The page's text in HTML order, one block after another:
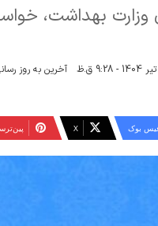
بهداشت،
آخرین به روز رسانی: 11 تیر 1404 -
بوک X